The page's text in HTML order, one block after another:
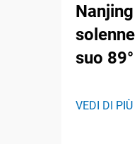
suo
VEDI DI PIÙ